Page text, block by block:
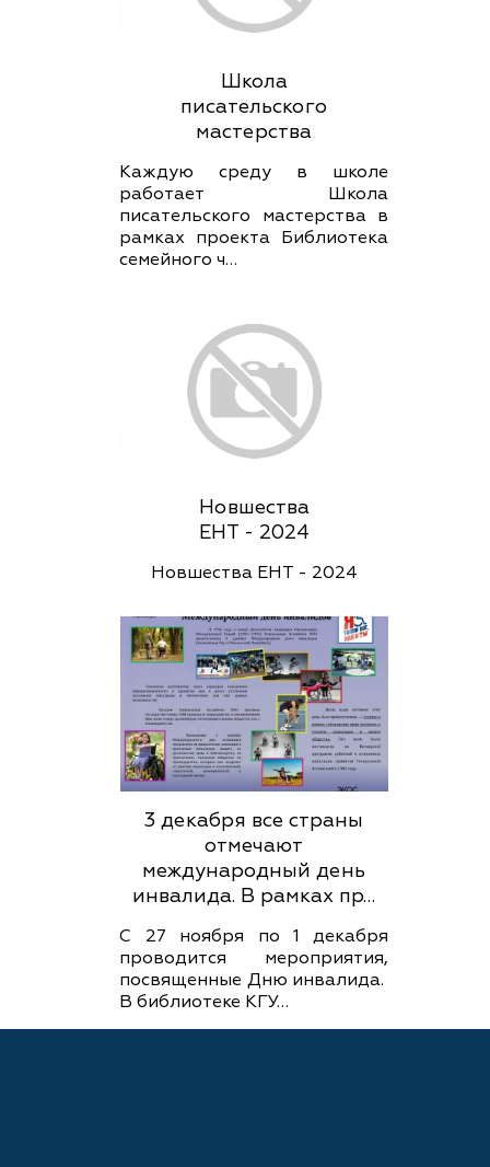
Школа
писательского
мастерства
Каждую среду в школе
работает Школа
писательского мастерства в
рамках проекта Библиотека
семейного ч…
Новшества
ЕНТ - 2024
Новшества ЕНТ - 2024
3 декабря все страны
отмечают
международный день
инвалида. В рамках пр…
С 27 ноября по 1 декабря
проводится мероприятия,
посвященные Дню инвалида.
В библиотеке КГУ…